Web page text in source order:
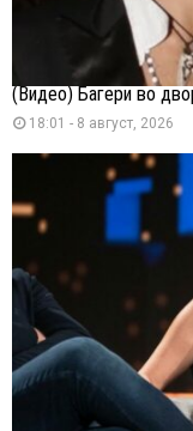
(Видео) Багери во
18:01 - 8 август, 2026